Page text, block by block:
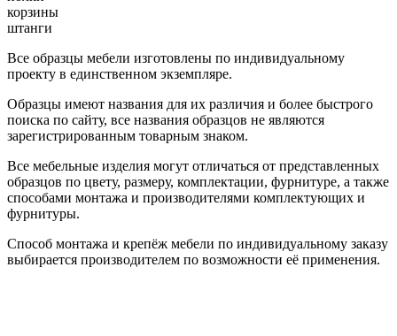
корзины
штанги
Все образцы мебели изготовлены по индивидуальному
проекту в единственном экземпляре.
Образцы имеют названия для их различия и более быстрого
поиска по сайту, все названия образцов не являются
зарегистрированным товарным знаком.
Все мебельные изделия могут отличаться от представленных
образцов по цвету, размеру, комплектации, фурнитуре, а также
способами монтажа и производителями комплектующих и
фурнитуры.
Способ монтажа и крепёж мебели по индивидуальному заказу
выбирается производителем по возможности её применения.